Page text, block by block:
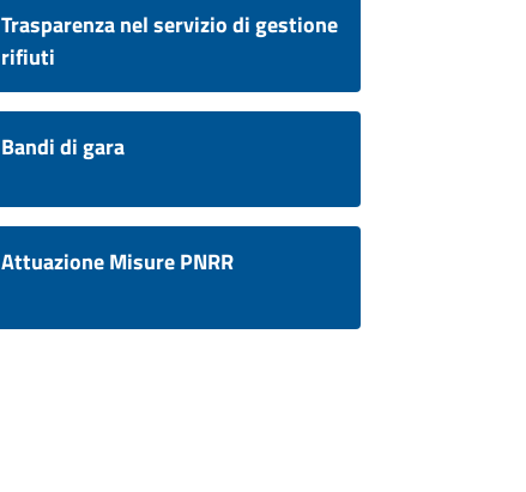
Trasparenza nel servizio di gestione
rifiuti
Bandi di gara
Attuazione Misure PNRR